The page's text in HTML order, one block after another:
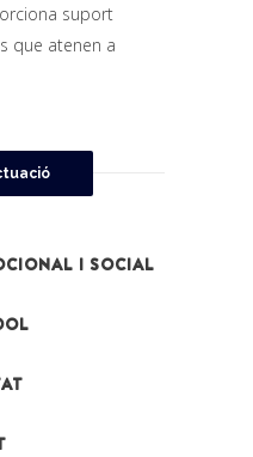
suport
que atenen a
I SOCIAL